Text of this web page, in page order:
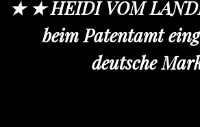
★ ★ HEIDI VOM
beim Patentamt
deutsche